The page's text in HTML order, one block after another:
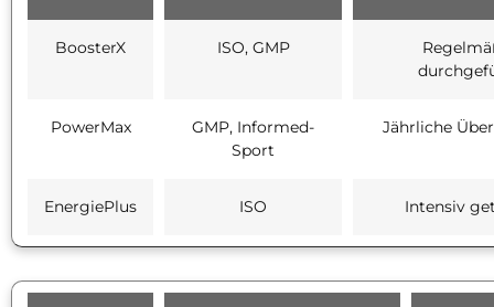
BoosterX ISO, GMP
PowerMax
GMP, Informed-
Sport
Jährliche
EnergiePlus ISO Intensiv